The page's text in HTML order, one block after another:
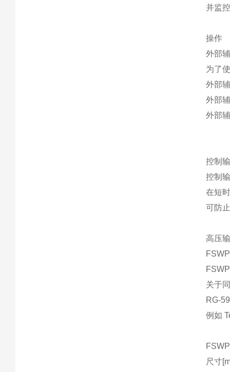
并监
操作
外部
为了
外部
外部
外部
控制
控制
在短
可防
高压
关于
RG-
例如
尺寸